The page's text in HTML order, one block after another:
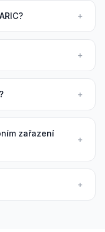
+
+
+
zařazení
+
+